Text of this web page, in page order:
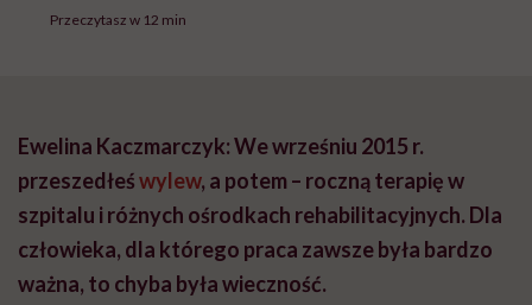
Przeczytasz w 12 min
Ewelina Kaczmarczyk: We wrześniu 2015 r.
przeszedłeśwylew, a potem – roczną terapię w
szpitalu i różnych ośrodkach rehabilitacyjnych. Dla
człowieka, dla którego praca zawsze była bardzo
ważna, to chyba była wieczność.